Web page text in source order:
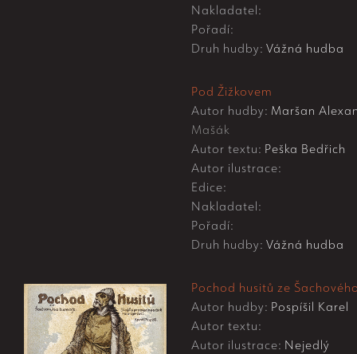
Nakladatel:
Pořadí:
Druh hudby: Vážná hudba
Pod Žižkovem
Autor hudby: Maršan
Mašák
Autor textu: Peška Bedřich
Autor ilustrace:
Edice:
Nakladatel:
Pořadí:
Druh hudby: Vážná hudba
Pochod husitů ze
Autor hudby: Pospíšil Karel
Autor textu:
Autor ilustrace: Nejedlý